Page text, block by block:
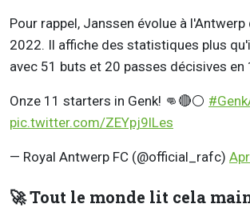
Pour rappel, Janssen évolue à
2022. Il affiche des statistiques plus
avec 51 buts et 20 passes décisives en
Onze 11 starters in Genk! 👊🔴⚪
pic.twitter.com/ZEYpj9lLes
— Royal Antwerp FC (@official_rafc)
🚀 Tout le monde lit cela